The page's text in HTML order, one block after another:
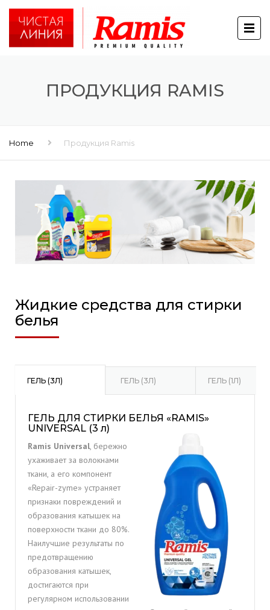
ПРОДУКЦИЯ RAMIS
Home Продукция Ramis
Жидкие средства для стирки
белья
ГЕЛЬ (3Л) ГЕЛЬ (3Л) ГЕЛЬ (1Л)
ГЕЛЬ ДЛЯ СТИРКИ БЕЛЬЯ «RAMIS»
UNIVERSAL (3 л)
Ramis Universal, бережно
ухаживает за волокнами
ткани, а его компонент
«Repair-zyme» устраняет
признаки повреждений и
образования катышек на
поверхности ткани до 80%.
Наилучшие результаты по
предотвращению
образования катышек,
достигаются при
регулярном использовании